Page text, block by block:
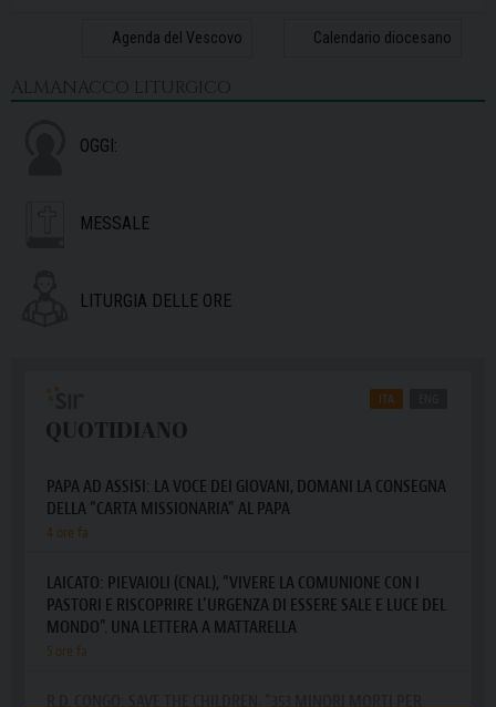
Agenda del Vescovo Calendario diocesano
ALMANACCO LITURGICO
OGGI:
MESSALE
LITURGIA DELLE ORE